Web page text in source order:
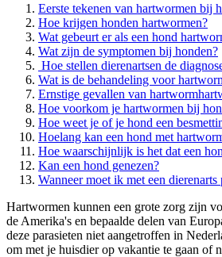
Eerste tekenen van hartwormen bij
Hoe krijgen honden hartwormen?
Wat gebeurt er als een hond
Wat zijn de symptomen bij honden?
Hoe stellen dierenartsen de
Wat is de behandeling voor
Ernstige gevallen van
Hoe voorkom je hartwormen bij
Hoe weet je of je hond een
Hoelang kan een hond met
Hoe waarschijnlijk is het dat een
Kan een hond genezen?
Wanneer moet ik met een dierenarts
Hartwormen kunnen een grote zorg zijn
de Amerika's en bepaalde delen van
deze parasieten niet aangetroffen in
om met je huisdier op vakantie te gaan of